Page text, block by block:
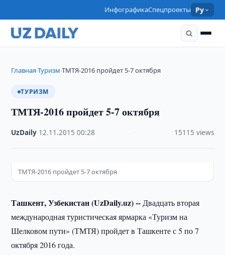
ИнфографикаСпецпроекты Ру
Главная›Туризм›ТМТЯ-2016 пройдет 5-7 октября
ТУРИЗМ
ТМТЯ-2016 пройдет 5-7 октября
UzDaily 12.11.2015 ·00:28 15115 views
ТМТЯ-2016 пройдет 5-7 октября
Ташкент, Узбекистан (UzDaily.uz) -- Двадцать вторая
международная туристическая ярмарка «Туризм на
Шелковом пути» (ТМТЯ) пройдет в Ташкенте с 5 по 7
октября 2016 года.